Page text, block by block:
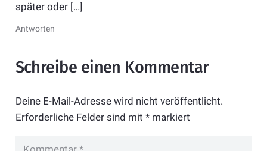
später oder […]
Antworten
Schreibe einen Kommentar
Deine E-Mail-Adresse wird nicht veröffentlicht.
Erforderliche Felder sind mit *markiert